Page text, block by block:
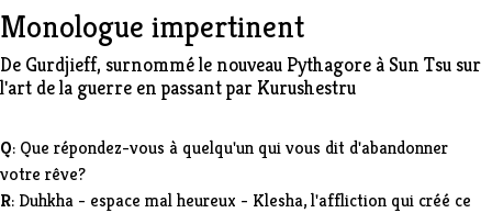
Monologue impertinent
De Gurdjieff, surnommé le nouveau Pythagore à Sun Tsu sur
l'art de la guerre en passant par Kurushestru
Q: Que répondez-vous à quelqu'un qui vous dit d'abandonner
votre rêve?
R: Duhkha - espace mal heureux - Klesha, l'affliction qui créé ce